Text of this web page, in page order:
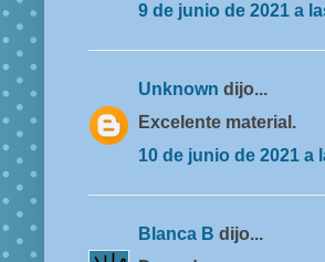
9 de junio de 2021 a
Unknown dijo...
Excelente material.
10 de junio de 2021 a
Blanca B dijo...